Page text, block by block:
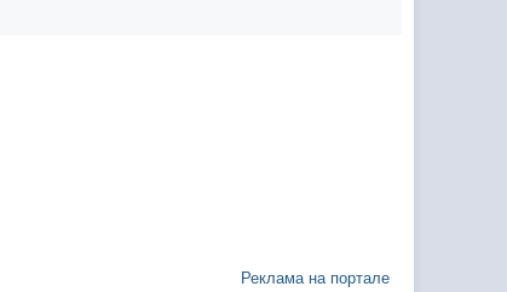
Реклама на портале